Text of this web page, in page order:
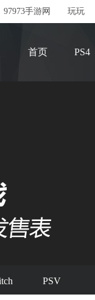
97973手游网 玩玩
首页 PS4
PSV